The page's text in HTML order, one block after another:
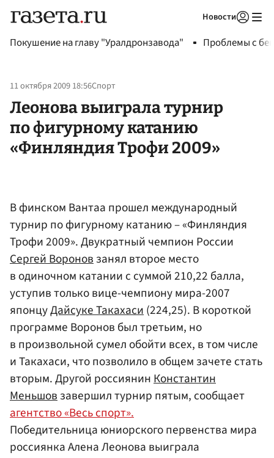
Новости
Покушение на главу "Уралдронзавода" Проблемы с
11 октября 2009 18:56Спорт
Леонова выиграла турнир
по фигурному катанию
«Финляндия Трофи 2009»
В финском Вантаа прошел международный
турнир по фигурному катанию – «Финляндия
Трофи 2009». Двукратный чемпион России
Сергей Вороновзанял второе место
в одиночном катании с суммой 210,22 балла,
уступив только вице-чемпиону мира-2007
японцуДайсуке Такахаси(224,25). В короткой
программе Воронов был третьим, но
в произвольной сумел обойти всех, в том числе
и Такахаси, что позволило в общем зачете стать
вторым. Другой россиянинКонстантин
Меньшовзавершил турнир пятым, сообщает
агентство «Весь спорт».
Победительница юниорского первенства мира
россиянка Алена Леонова выиграла